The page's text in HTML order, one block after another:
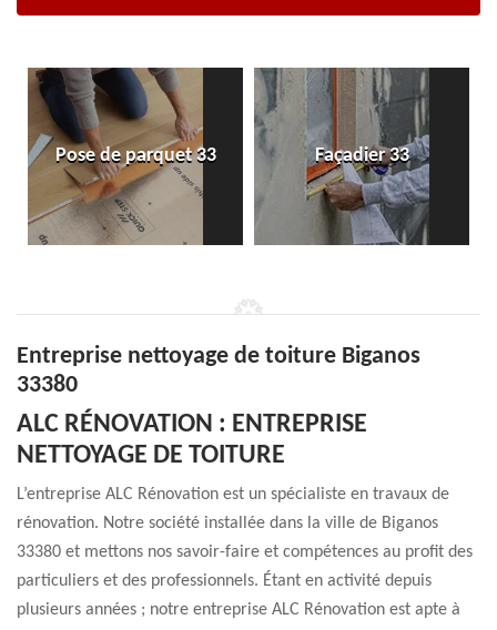
Pose de parquet 33 Façadier 33
Entreprise nettoyage de toiture Biganos
33380
ALC RÉNOVATION : ENTREPRISE
NETTOYAGE DE TOITURE
L’entreprise ALC Rénovation est un spécialiste en travaux de
rénovation. Notre société installée dans la ville de Biganos
33380 et mettons nos savoir-faire et compétences au profit des
particuliers et des professionnels. Étant en activité depuis
plusieurs années ; notre entreprise ALC Rénovation est apte à